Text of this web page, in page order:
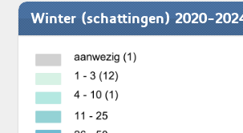
Winter (schattingen) 2020-